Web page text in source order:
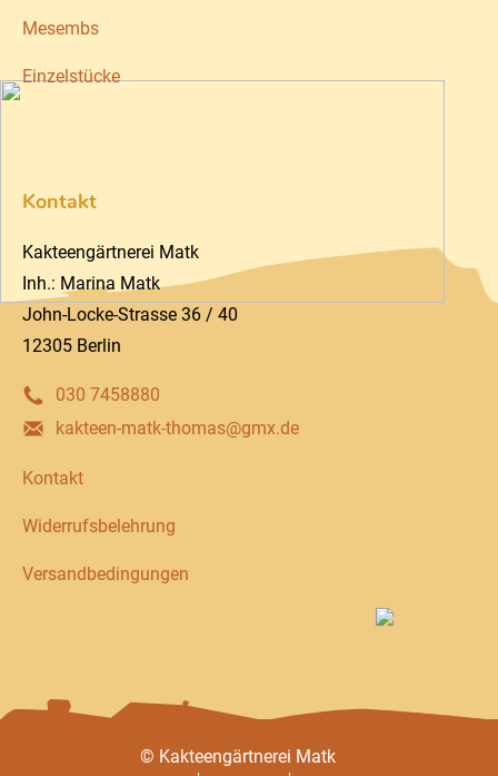
Mesembs
Einzelstücke
Kontakt
Kakteengärtnerei Matk
Inh.: Marina Matk
John-Locke-Strasse 36 / 40
12305 Berlin
030 7458880
kakteen-matk-thomas@gmx.de
Kontakt
Widerrufsbelehrung
Versandbedingungen
© Kakteengärtnerei Matk